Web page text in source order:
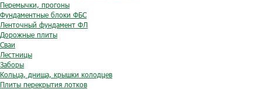
Перемычки, прогоны
Фундаментные блоки ФБС
Ленточный фундамент ФЛ
Дорожные плиты
Сваи
Лестницы
Заборы
Кольца, днища, крышки колодцев
Плиты перекрытия лотков